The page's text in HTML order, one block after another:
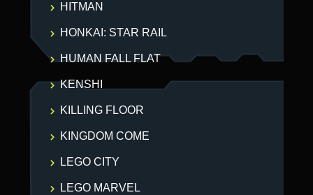
HITMAN
HONKAI: STAR RAIL
HUMAN FALL FLAT
KENSHI
KILLING FLOOR
KINGDOM COME
LEGO CITY
LEGO MARVEL